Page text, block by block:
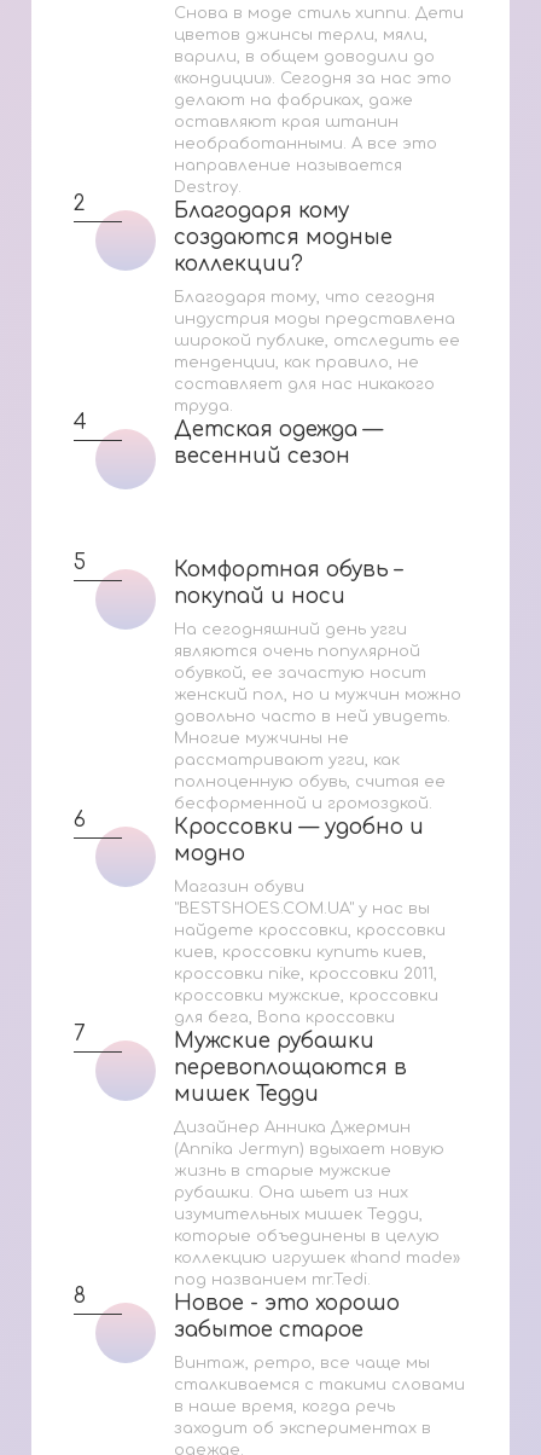
Снова в моде стиль хиппи. Дети
цветов джинсы терли, мяли,
варили, в общем доводили до
«кондиции». Сегодня за нас это
делают на фабриках, даже
оставляют края штанин
необработанными. А все это
направление называется
Destroy.
2
Благодаря кому
создаются модные
коллекции?
Благодаря кому
создаются модные
коллекции?
Благодаря тому, что сегодня
индустрия моды представлена
широкой публике, отследить ее
тенденции, как правило, не
составляет для нас никакого
труда.
4
Детская одежда —
весенний сезон
Детская одежда —
весенний сезон
5
Комфортная обувь –
покупай и носи
Комфортная обувь –
покупай и носи
На сегодняшний день угги
являются очень популярной
обувкой, ее зачастую носит
женский пол, но и мужчин можно
довольно часто в ней увидеть.
Многие мужчины не
рассматривают угги, как
полноценную обувь, считая ее
бесформенной и громоздкой.
6
Кроссовки — удобно и
модно
Кроссовки — удобно и
модно
Магазин обуви
"BESTSHOES.COM.UA" у нас вы
найдете кроссовки, кроссовки
киев, кроссовки купить киев,
кроссовки nike, кроссовки 2011,
кроссовки мужские, кроссовки
для бега, Bona кроссовки
7
Мужские рубашки
перевоплощаются в
мишек Тедди
Мужские рубашки
перевоплощаются в
мишек Тедди
Дизайнер Анника Джермин
(Annika Jermyn) вдыхает новую
жизнь в старые мужские
рубашки. Она шьет из них
изумительных мишек Тедди,
которые объединены в целую
коллекцию игрушек «hand made»
под названием mr.Tedi.
8
Новое - это хорошо
забытое старое
Новое - это хорошо
забытое старое
Винтаж, ретро, все чаще мы
сталкиваемся с такими словами
в наше время, когда речь
заходит об экспериментах в
одежде.